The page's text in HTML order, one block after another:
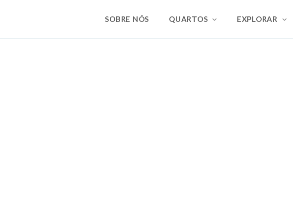
SOBRE NÓS QUARTOS EXPLORAR